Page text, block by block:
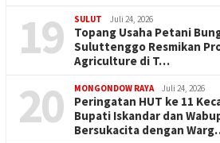
19 SULUT Juli 24, 2026
Topang Usaha Petani
Suluttenggo Resmikan
Agriculture di T…
20 MONGONDOW RAYA Juli 24, 2026
Peringatan HUT ke 11
Bupati Iskandar dan
Bersukacita dengan